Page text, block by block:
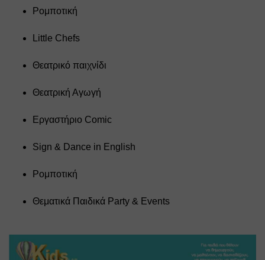
Ρομποτική
Little Chefs
Θεατρικό παιχνίδι
Θεατρική Αγωγή
Εργαστήριο Comic
Sign & Dance in English
Ρομποτική
Θεματικά Παιδικά Party & Events